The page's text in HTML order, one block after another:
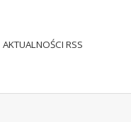
AKTUALNOŚCI RSS